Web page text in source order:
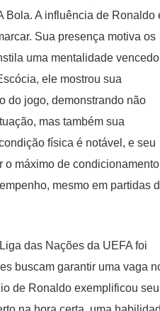
Bola. A influência de Ronaldo
Sua presença motiva os
uma mentalidade
ele mostrou sua
do jogo, demonstrando não
mas também sua
física é notável, e seu
o máximo de condicionamento
mesmo em partidas
das Nações da UEFA foi
buscam garantir uma vaga
de Ronaldo exemplificou seu